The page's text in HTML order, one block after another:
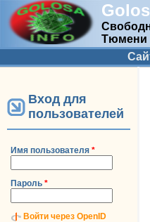
Тюмени
Вход для
пользователей
Имя пользователя *
Пароль *
Войти через OpenID